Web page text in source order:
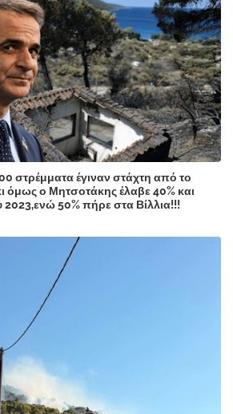
στρέμματα έγιναν στάχτη από το
όμως ο Μητσοτάκης έλαβε 40% και
2023,ενώ 50% πήρε στα Βίλλια!!!